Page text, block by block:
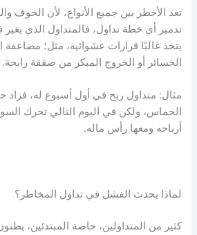
تعد الأخطر بين جميع الأنواع، لأن الخوف
تدمير أي خطة تداول، فالمتداول الذي
يتخذ غالبًا قرارات عشوائية، مثل؛
الخسائر أو الخروج المبكر من صفقة رابحة.
مثال: متداول ربح في أول أسبوع له، فزاد
الحماس، ولكن في اليوم التالي تحرك
أرباحه ومعها رأس ماله.
لماذا يحدث الفشل في تداول المخاطر؟
كثير من المتداولين، خاصة المبتدئين،